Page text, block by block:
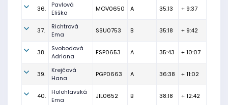
36.
Pavlová
Eliška
MOV0650 A 35:13 + 9:37
37.
Richtrová
Ema
SSU0753 B 35:18 + 9:42
38.
Svobodová
Adriana
FSP0653 A 35:43 + 10:07
39.
Krejčová
Hana
PGP0663 A 36:38 + 11:02
40.
Holohlavská
Ema
JIL0652 B 38:18 + 12:42